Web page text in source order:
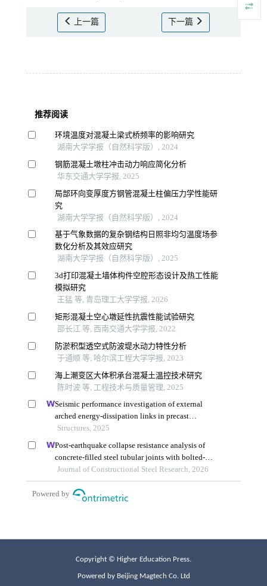
上一篇 下一篇
Copyright © Higher Education Press.
Powered by Beijing Magtech Co. Ltd